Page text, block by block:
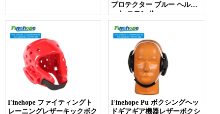
プロテクター ブルー ヘルメ
ット テコンドー
Finehope ファイティングト
レーニングレザーキックボク
Finehope Pu ボクシングヘッ
ドギアギア機器レザーボクシ